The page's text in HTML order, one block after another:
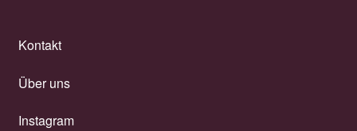
Kontakt
Über uns
Instagram